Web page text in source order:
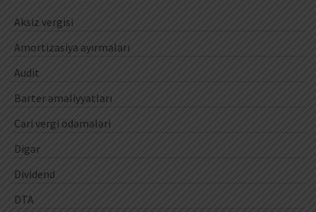
Aksiz vergisi
Amortizasiya ayırmaları
Audit
Barter əməliyyatları
Cari vergi ödəmələri
Digər
Dividend
DTA